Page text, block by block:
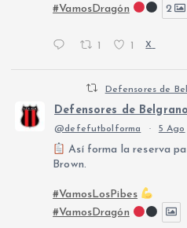
#VamosDragón
2
X
Defensores de
Defensores de
@defefutbolforma · 5 Ago
Así forma la reserva
Brown.
#VamosLosPibes
#VamosDragón